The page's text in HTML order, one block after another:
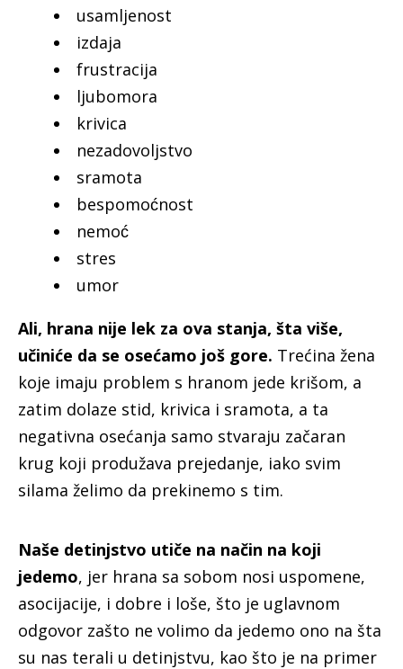
usamljenost
izdaja
frustracija
ljubomora
krivica
nezadovoljstvo
sramota
bespomoćnost
nemoć
stres
umor
Ali, hrana nije lek za ova stanja, šta više,
učiniće da se osećamo još gore. Trećina žena
koje imaju problem s hranom jede krišom, a
zatim dolaze stid, krivica i sramota, a ta
negativna osećanja samo stvaraju začaran
krug koji produžava prejedanje, iako svim
silama želimo da prekinemo s tim.
Naše detinjstvo utiče na način na koji
jedemo, jer hrana sa sobom nosi uspomene,
asocijacije, i dobre i loše, što je uglavnom
odgovor zašto ne volimo da jedemo ono na šta
su nas terali u detinjstvu, kao što je na primer